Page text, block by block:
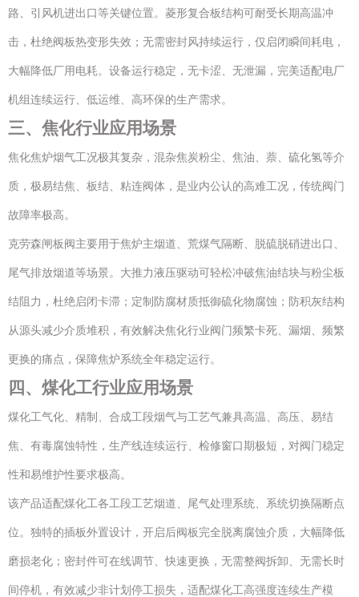
路、引风机进出口等关键位置。菱形复合板结构可耐受长期高温冲
击，杜绝阀板热变形失效；无需密封风持续运行，仅启闭瞬间耗电，
大幅降低厂用电耗。设备运行稳定，无卡涩、无泄漏，完美适配电厂
机组连续运行、低运维、高环保的生产需求。
三、焦化行业应用场景
焦化焦炉烟气工况极其复杂，混杂焦炭粉尘、焦油、萘、硫化氢等介
质，极易结焦、板结、粘连阀体，是业内公认的高难工况，传统阀门
故障率极高。
克劳森闸板阀主要用于焦炉主烟道、荒煤气隔断、脱硫脱硝进出口、
尾气排放烟道等场景。大推力液压驱动可轻松冲破焦油结块与粉尘板
结阻力，杜绝启闭卡滞；定制防腐材质抵御硫化物腐蚀；防积灰结构
从源头减少介质堆积，有效解决焦化行业阀门频繁卡死、漏烟、频繁
更换的痛点，保障焦炉系统全年稳定运行。
四、煤化工行业应用场景
煤化工气化、精制、合成工段烟气与工艺气兼具高温、高压、易结
焦、有毒腐蚀特性，生产线连续运行、检修窗口期极短，对阀门稳定
性和易维护性要求极高。
该产品适配煤化工各工段工艺烟道、尾气处理系统、系统切换隔断点
位。独特的插板外置设计，开启后阀板完全脱离腐蚀介质，大幅降低
磨损老化；密封件可在线调节、快速更换，无需整阀拆卸、无需长时
间停机，有效减少非计划停工损失，适配煤化工高强度连续生产模